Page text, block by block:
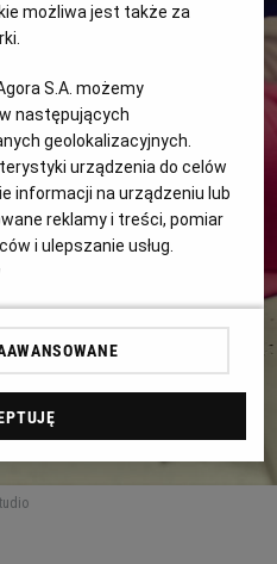
możliwa jest także za
S.A. możemy
następujących
geolokalizacyjnych.
urządzenia do celów
informacji na urządzeniu lub
reklamy i treści, pomiar
i ulepszanie usług.